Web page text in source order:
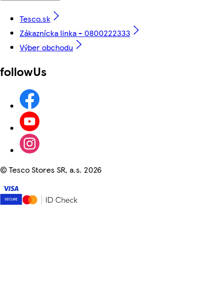
Tesco.sk
Zákaznícka linka - 0800222333
Výber obchodu
followUs
©Tesco Stores SR, a.s. 2026